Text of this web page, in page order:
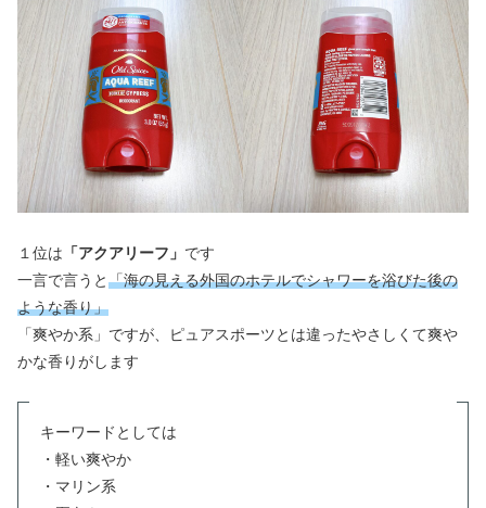
１位は 「アクアリーフ」 です
一言で言うと「海の見える外国のホテルでシャワーを浴びた後の
ような香り」
「爽やか系」ですが、ピュアスポーツとは違ったやさしくて爽や
かな香りがします
キーワードとしては
・軽い爽やか
・マリン系